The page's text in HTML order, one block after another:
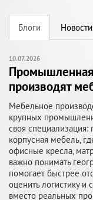
Блоги Новости
10.07.2026
производят
Мебельное
крупных
своя специализация:
корпусная мебель,
офисные кресла,
важно понимать
помогает быстрее
оценить логистику и
вместо реальных